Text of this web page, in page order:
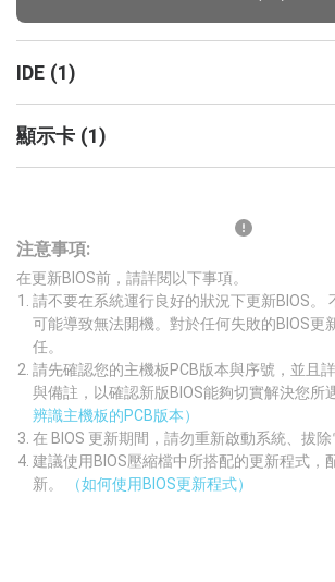
IDE (1)
顯示卡 (1)
注意事項:
在更新BIOS前，請詳閱以下事項。
請不要在系統運行良好的狀況下更新BIOS。
可能導致無法開機。對於任何失敗的BIOS更
任。
請先確認您的主機板PCB版本與序號，並且
與備註，以確認新版BIOS能夠切實解決您所
辨識主機板的PCB版本）
在 BIOS 更新期間，請勿重新啟動系統、拔除
建議使用BIOS壓縮檔中所搭配的更新程式，
新。
（如何使用BIOS更新程式）